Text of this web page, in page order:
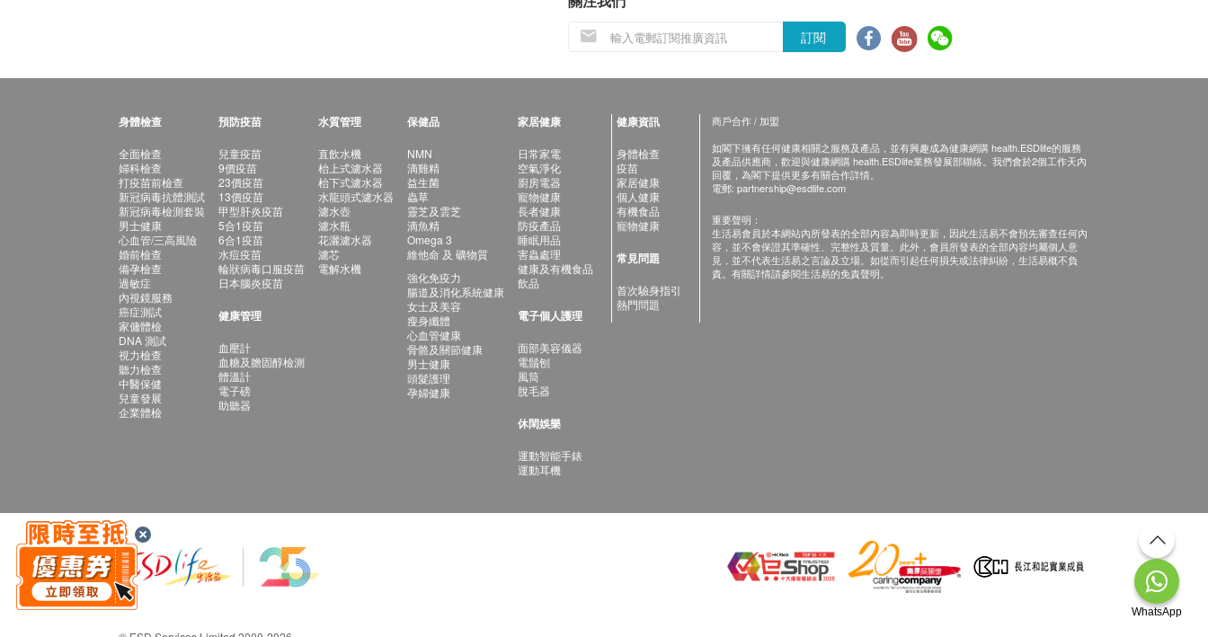
訂閱
身體檢查
全面檢查
婦科檢查
打疫苗前檢查
新冠病毒抗體測試
新冠病毒檢測套裝
男士健康
心血管/三高風險
婚前檢查
備孕檢查
過敏症
內視鏡服務
癌症測試
家傭體檢
DNA 測試
視力檢查
聽力檢查
中醫保健
兒童發展
企業體檢
預防疫苗
兒童疫苗
9價疫苗
23價疫苗
13價疫苗
甲型肝炎疫苗
5合1疫苗
6合1疫苗
水痘疫苗
輪狀病毒口服疫苗
日本腦炎疫苗
健康管理
血壓計
血糖及膽固醇檢測
體溫計
電子磅
助聽器
水質管理
直飲水機
枱上式濾水器
枱下式濾水器
水龍頭式濾水器
濾水壺
濾水瓶
花灑濾水器
濾芯
電解水機
保健品
NMN
滴雞精
益生菌
蟲草
靈芝及雲芝
滴魚精
Omega 3
維他命 及 礦物質
強化免疫力
腸道及消化系統健康
女士及美容
瘦身纖體
心血管健康
骨骼及關節健康
男士健康
頭髮護理
孕婦健康
家居健康
日常家電
空氣淨化
廚房電器
寵物健康
長者健康
防疫產品
睡眠用品
害蟲處理
健康及有機食品
飲品
電子個人護理
面部美容儀器
電鬚刨
風筒
脫毛器
休閑娛樂
運動智能手錶
運動耳機
健康資訊
身體檢查
疫苗
家居健康
個人健康
有機食品
寵物健康
常見問題
首次驗身指引
熱門問題
商戶合作 / 加盟
如閣下擁有任何健康相關之服務及產品，並有興趣成為健康網購 health.ESDlife的服務
及產品供應商，歡迎與健康網購 health.ESDlife業務發展部聯絡。我們會於2個工作天內
回覆，為閣下提供更多有關合作詳情。
電郵: partnership@esdlife.com
重要聲明：
生活易會員於本網站內所發表的全部內容為即時更新，因此生活易不會預先審查任何內
容，並不會保證其準確性、完整性及質量。此外，會員所發表的全部內容均屬個人意
見，並不代表生活易之言論及立場。如從而引起任何損失或法律糾紛，生活易概不負
責。有關詳情請參閱生活易的免責聲明。
WhatsApp